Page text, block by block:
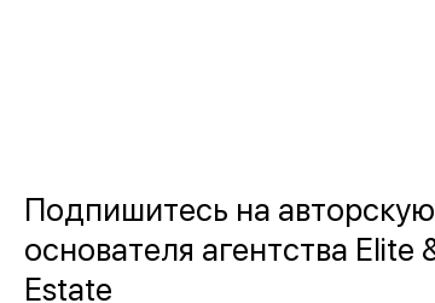
Подпишитесь на
основателя агентства Elite
Estate